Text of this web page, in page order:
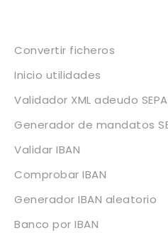
Convertir ficheros
Inicio utilidades
Validador XML adeudo SEPA
Generador de mandatos
Validar IBAN
Comprobar IBAN
Generador IBAN aleatorio
Banco por IBAN